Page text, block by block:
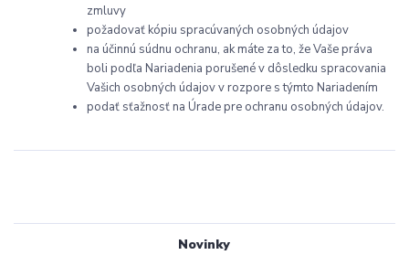
Novinky
zmluvy
požadovať kópiu spracúvaných osobných údajov
na účinnú súdnu ochranu, ak máte za to, že Vaše práva
boli podľa Nariadenia porušené v dôsledku spracovania
Vašich osobných údajov v rozpore s týmto Nariadením
podať sťažnosť na Úrade pre ochranu osobných údajov.